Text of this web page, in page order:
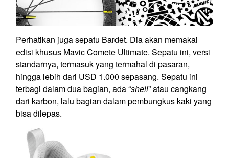
Perhatikan juga sepatu Bardet. Dia akan memakai
edisi khusus Mavic Comete Ultimate. Sepatu ini, versi
standarnya, termasuk yang termahal di pasaran,
hingga lebih dari USD 1.000 sepasang. Sepatu ini
terbagi dalam dua bagian, ada “shell” atau cangkang
dari karbon, lalu bagian dalam pembungkus kaki yang
bisa dilepas.